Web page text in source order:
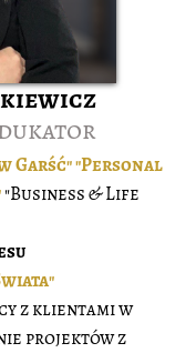
Garść""Personal
"Business & Life
z klientami w
projektów z